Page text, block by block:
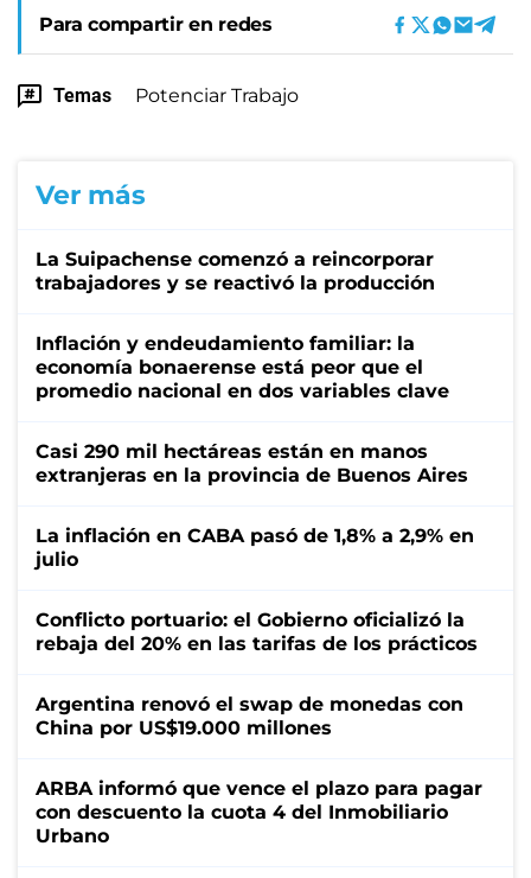
Para compartir en redes
Temas Potenciar Trabajo
Ver más
La Suipachense comenzó a reincorporar
trabajadores y se reactivó la producción
Inflación y endeudamiento familiar: la
economía bonaerense está peor que el
promedio nacional en dos variables clave
Casi 290 mil hectáreas están en manos
extranjeras en la provincia de Buenos Aires
La inflación en CABA pasó de 1,8% a 2,9% en
julio
Conflicto portuario: el Gobierno oficializó la
rebaja del 20% en las tarifas de los prácticos
Argentina renovó el swap de monedas con
China por US$19.000 millones
ARBA informó que vence el plazo para pagar
con descuento la cuota 4 del Inmobiliario
Urbano